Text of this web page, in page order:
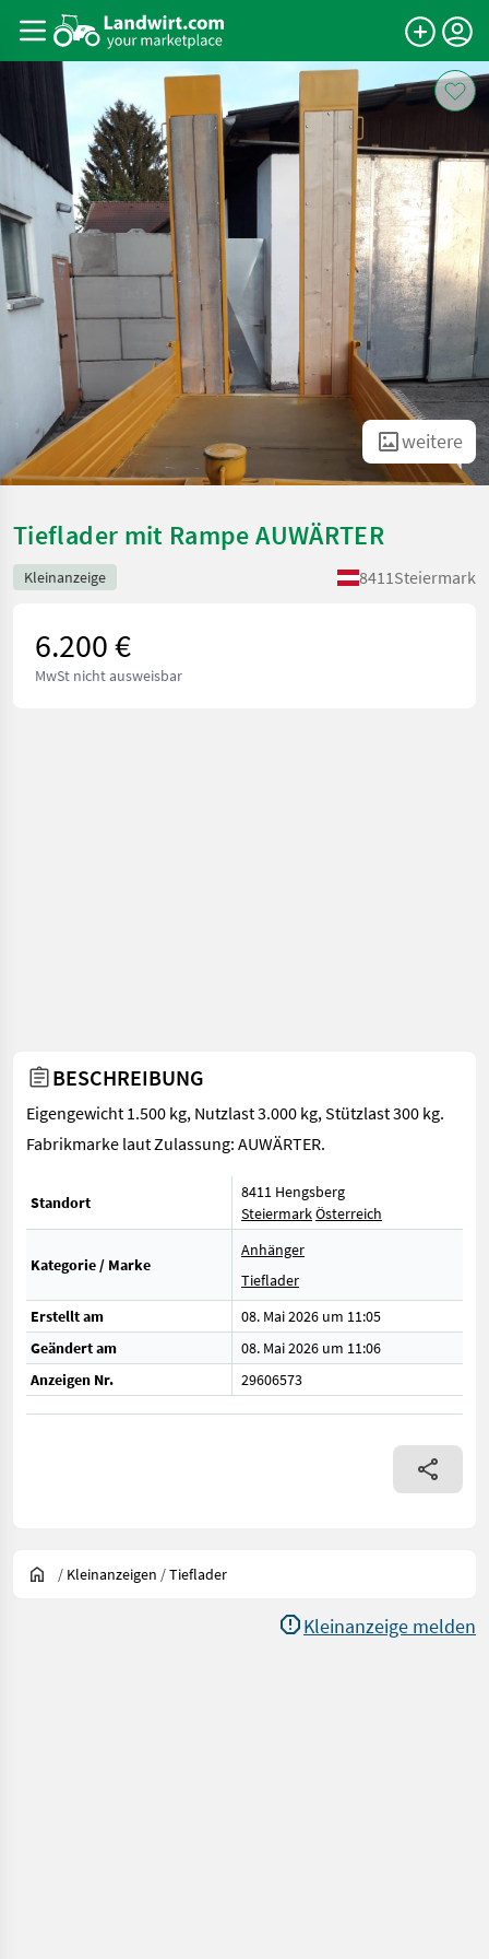
weitere
Tieflader mit Rampe AUWÄRTER
Kleinanzeige 8411Steiermark
6.200 €
MwSt nicht ausweisbar
BESCHREIBUNG
Eigengewicht 1.500 kg, Nutzlast 3.000 kg, Stützlast 300 kg.
Fabrikmarke laut Zulassung: AUWÄRTER.
Standort
8411 Hengsberg
SteiermarkÖsterreich
Kategorie / Marke
Anhänger
Tieflader
Erstellt am
08. Mai 2026 um 11:05
Geändert am
08. Mai 2026 um 11:06
Anzeigen Nr.
29606573
/ Kleinanzeigen /Tieflader
Kleinanzeige melden